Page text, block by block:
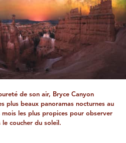
de son air, Bryce Canyon
plus beaux panoramas nocturnes au
les plus propices pour observer
coucher du soleil.